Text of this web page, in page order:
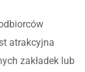
atrakcyjna
zakładek lub